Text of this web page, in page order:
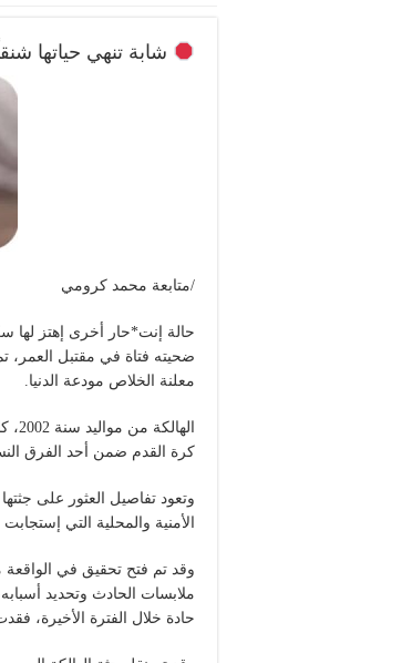
شابة تنهي حياتها
/متابعة محمد كرومي
حالة إنت*حار أخرى إهتز لها
ضحيته فتاة في مقتبل العمر،
معلنة الخلاص مودعة الدنيا.
كرة القدم ضمن أحد الفرق
وتعود تفاصيل العثور على
الأمنية والمحلية التي
وقد تم فتح تحقيق في
ملابسات الحادث وتحديد
حادة خلال الفترة الأخيرة،